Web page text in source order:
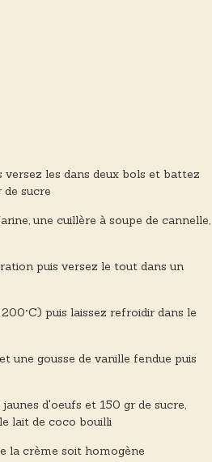
versez les dans deux bols et battez
sucre
une cuillère à soupe de cannelle,
puis versez le tout dans un
puis laissez refroidir dans le
une gousse de vanille fendue puis
d'oeufs et 150 gr de sucre,
lait de coco bouilli
la crème soit homogène